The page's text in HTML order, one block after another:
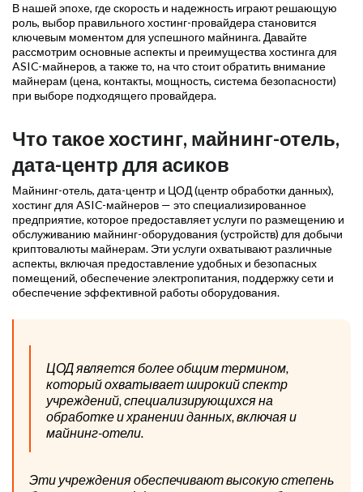
В нашей эпохе, где скорость и надежность играют решающую
роль, выбор правильного хостинг-провайдера становится
ключевым моментом для успешного майнинга. Давайте
рассмотрим основные аспекты и преимущества хостинга для
ASIC-майнеров, а также то, на что стоит обратить внимание
майнерам (цена, контакты, мощность, система безопасности)
при выборе подходящего провайдера.
Что такое хостинг, майнинг-отель,
дата-центр для асиков
Майнинг-отель, дата-центр и ЦОД (центр обработки данных),
хостинг для ASIC-майнеров — это специализированное
предприятие, которое предоставляет услуги по размещению и
обслуживанию майнинг-оборудования (устройств) для добычи
криптовалюты майнерам. Эти услуги охватывают различные
аспекты, включая предоставление удобных и безопасных
помещений, обеспечение электропитания, поддержку сети и
обеспечение эффективной работы оборудования.
ЦОД является более общим термином,
который охватывает широкий спектр
учреждений, специализирующихся на
обработке и хранении данных, включая и
майнинг-отели.
Эти учреждения обеспечивают высокую степень